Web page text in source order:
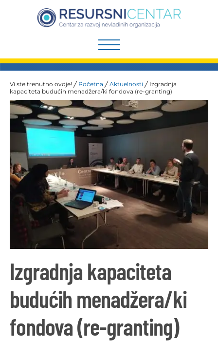
Vi ste trenutno ovdje! ╱ Početna ╱ Aktuelnosti ╱ Izgradnja
kapaciteta budućih menadžera/ki fondova (re-granting)
Izgradnja kapaciteta
budućih menadžera/ki
fondova (re-granting)